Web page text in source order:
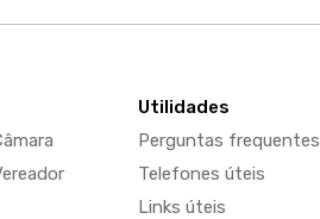
Utilidades
Perguntas frequentes
Telefones úteis
Links úteis